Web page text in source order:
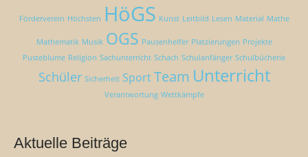
Förderverein Höchsten HöGS Kunst Leitbild Lesen Material Mathe
Mathematik Musik OGS Pausenhelfer Platzierungen Projekte
Pusteblume Religion Sachunterricht Schach Schulanfänger Schulbücherie
Schüler Sicherheit Sport Team Unterricht
Verantwortung Wettkämpfe
Aktuelle Beiträge